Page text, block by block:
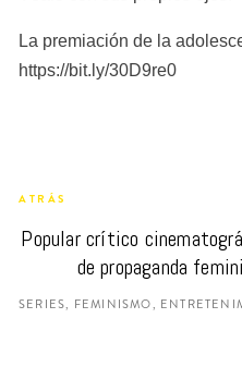
La premiación de la
https://bit.ly/30D9re0
ATRÁS
Popular crítico
de propaganda
SERIES, FEMINISMO,